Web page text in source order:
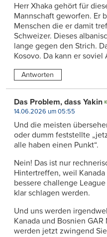
Herr Xhaka gehört für
Mannschaft geworfen. Er
Menschen die er damit
Schweizer. Dieses
lange gegen den Strich.
Kosovo. Da kann er
Antworten
Das Problem, dass Yakin
14.06.2026 um 05:55
Und die meisten
oder dumm feststellte
alle haben einen Punkt“.
Nein! Das ist nur
Hintertreffen, weil
bessere challenge
klar schlagen werden.
Und uns werden
Kanada und Bosnien GAR
werden jetzt zwingend